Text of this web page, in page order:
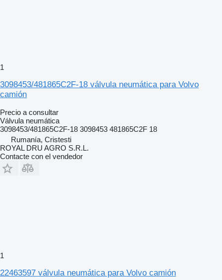
1
3098453/481865C2F-18 válvula neumática para Volvo
camión
Precio a consultar
Válvula neumática
3098453/481865C2F-18 3098453 481865C2F 18
Rumanía, Cristesti
ROYAL DRU AGRO S.R.L.
Contacte con el vendedor
1
22463597 válvula neumática para Volvo camión